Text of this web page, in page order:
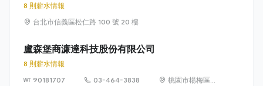
8 則薪水情報
台北市信義區松仁路 100 號 20 樓
盧森堡商濂達科技股份有限公司
8 則薪水情報
90181707
03-464-3838 桃園市楊梅區高